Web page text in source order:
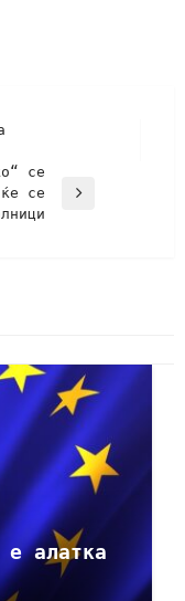
се
се
е алатка